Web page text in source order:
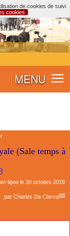
de cookies de suivi
cookies
MENU
(Sale temps à
ligne le 20 octobre 2018
par Charles De Clercq